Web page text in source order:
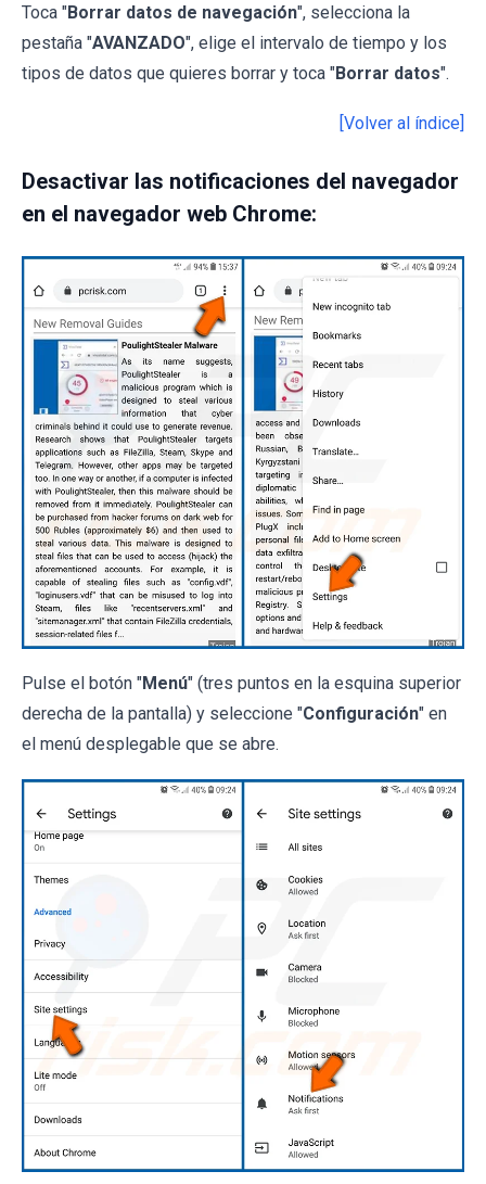
Toca "Borrar datos de navegación", selecciona la
pestaña "AVANZADO", elige el intervalo de tiempo y los
tipos de datos que quieres borrar y toca "Borrar datos".
[Volver al índice]
Desactivar las notificaciones del navegador
en el navegador web Chrome:
Pulse el botón "Menú" (tres puntos en la esquina superior
derecha de la pantalla) y seleccione "Configuración" en
el menú desplegable que se abre.